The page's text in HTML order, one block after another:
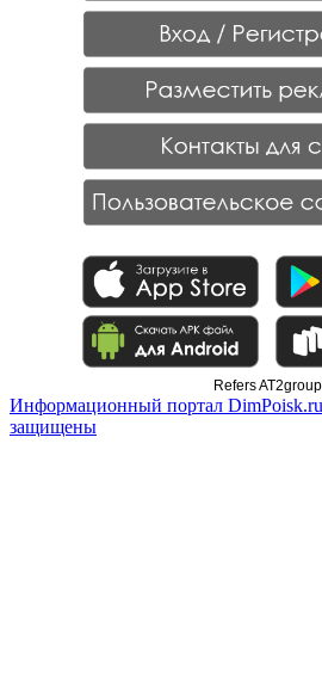
Refers AT2group
Информационный портал
защищены